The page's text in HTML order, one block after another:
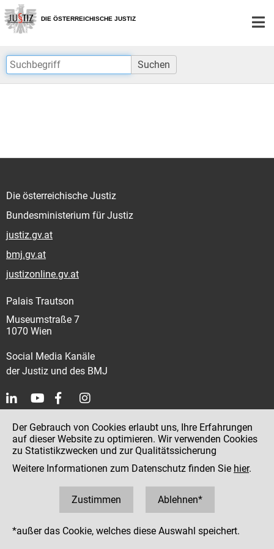
Zur
Hauptnavigation
[1]
Zum
Inhalt
[2]
DIE ÖSTERREICHISCHE JUSTIZ
Suchen
Die österreichische Justiz
Bundesministerium für Justiz
justiz.gv.at
bmj.gv.at
justizonline.gv.at
Palais Trautson
Museumstraße 7
1070 Wien
Social Media Kanäle
der Justiz und des BMJ
Impressum
Datenschutz
Barrierefreiheit
Hinweisgeber:innenplattform (für Mitarbeiter:innen)
Der Gebrauch von Cookies erlaubt uns, Ihre Erfahrungen
auf dieser Website zu optimieren. Wir verwenden Cookies
zu Statistikzwecken und zur Qualitätssicherung
Weitere Informationen zum Datenschutz finden Sie hier.
Zustimmen Ablehnen*
*außer das Cookie, welches diese Auswahl speichert.